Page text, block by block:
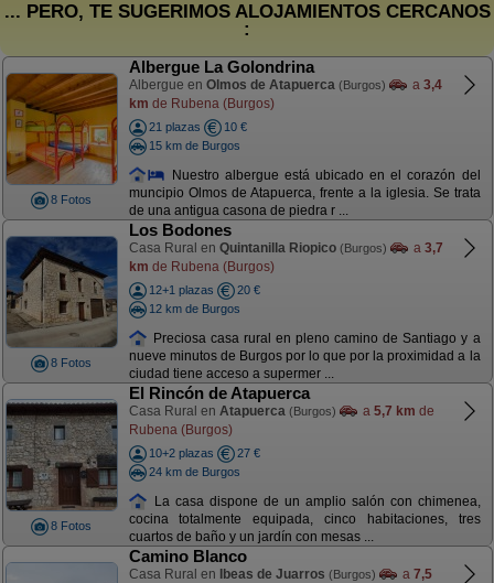
... PERO, TE SUGERIMOS ALOJAMIENTOS CERCANOS
:
8 Fotos
Albergue La Golondrina
Albergue en Olmos de Atapuerca (Burgos) a 3,4
km de Rubena (Burgos)
21 plazas
10 €
15 km de Burgos
Nuestro albergue está ubicado en el corazón del
muncipio Olmos de Atapuerca, frente a la iglesia. Se trata
de una antigua casona de piedra r ...
8 Fotos
Los Bodones
Casa Rural en Quintanilla Riopico (Burgos) a 3,7
km de Rubena (Burgos)
12+1 plazas
20 €
12 km de Burgos
Preciosa casa rural en pleno camino de Santiago y a
nueve minutos de Burgos por lo que por la proximidad a la
ciudad tiene acceso a supermer ...
8 Fotos
El Rincón de Atapuerca
Casa Rural en Atapuerca (Burgos) a 5,7 km de
Rubena (Burgos)
10+2 plazas
27 €
24 km de Burgos
La casa dispone de un amplio salón con chimenea,
cocina totalmente equipada, cinco habitaciones, tres
cuartos de baño y un jardín con mesas ...
Camino Blanco
Casa Rural en Ibeas de Juarros (Burgos) a 7,5